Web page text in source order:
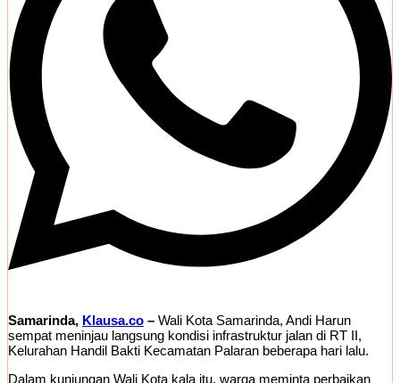
Samarinda, Klausa.co – Wali Kota Samarinda, Andi Harun
sempat meninjau langsung kondisi infrastruktur jalan di RT II,
Kelurahan Handil Bakti Kecamatan Palaran beberapa hari lalu.
Dalam kunjungan Wali Kota kala itu, warga meminta perbaikan